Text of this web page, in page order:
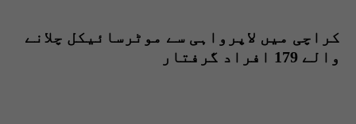
کراچی میں لاپرواہی سے موٹرسائیکل چلانے
والے 179 افراد گرفتار